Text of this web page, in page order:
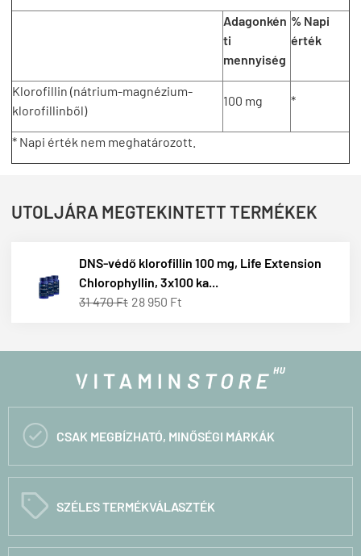
Adagonkén
ti
mennyiség
% Napi
érték
Klorofillin (nátrium-magnézium-
klorofillinből)
100 mg *
* Napi érték nem meghatározott.
UTOLJÁRA MEGTEKINTETT TERMÉKEK
DNS-védő klorofillin 100 mg, Life Extension
Chlorophyllin, 3x100 ka...
31 470 Ft 28 950 Ft
 CSAK MEGBÍZHATÓ, MINŐSÉGI MÁRKÁK
C SZÉLES TERMÉKVÁLASZTÉK